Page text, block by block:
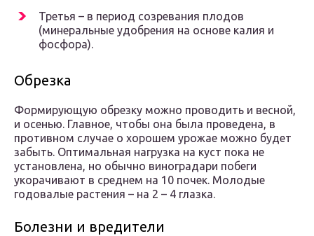
Третья – в период созревания плодов
(минеральные удобрения на основе калия и
фосфора).
Обрезка
Формирующую обрезку можно проводить и весной,
и осенью. Главное, чтобы она была проведена, в
противном случае о хорошем урожае можно будет
забыть. Оптимальная нагрузка на куст пока не
установлена, но обычно виноградари побеги
укорачивают в среднем на 10 почек. Молодые
годовалые растения – на 2 – 4 глазка.
Болезни и вредители